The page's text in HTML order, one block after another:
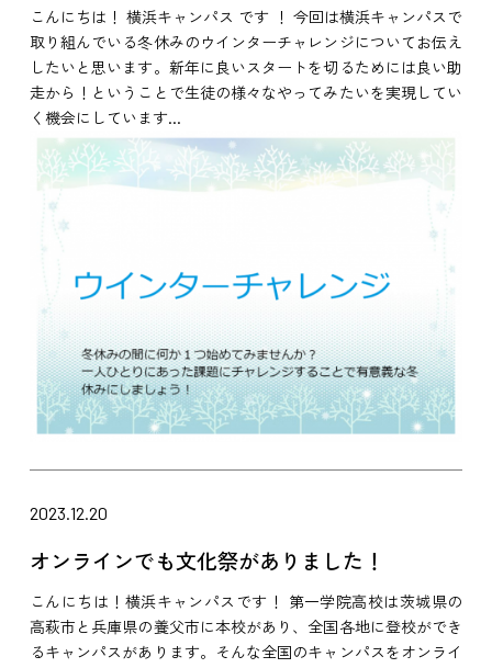
こんにちは！ 横浜キャンパス です ！ 今回は横浜キャンパスで
取り組んでいる冬休みのウインターチャレンジについてお伝え
したいと思います。新年に良いスタートを切るためには良い助
走から！ということで生徒の様々なやってみたいを実現してい
く機会にしています...
2023.12.20
オンラインでも文化祭がありました！
こんにちは！横浜キャンパスです！ 第一学院高校は茨城県の
高萩市と兵庫県の養父市に本校があり、全国各地に登校ができ
るキャンパスがあります。そんな全国のキャンパスをオンライ